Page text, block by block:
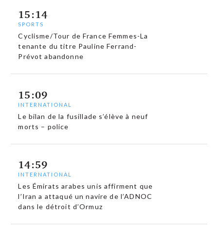
15:14
SPORTS
Cyclisme/Tour de France Femmes-La
tenante du titre Pauline Ferrand-
Prévot abandonne
15:09
INTERNATIONAL
Le bilan de la fusillade s’élève à neuf
morts – police
14:59
INTERNATIONAL
Les Émirats arabes unis affirment que
l’Iran a attaqué un navire de l’ADNOC
dans le détroit d’Ormuz